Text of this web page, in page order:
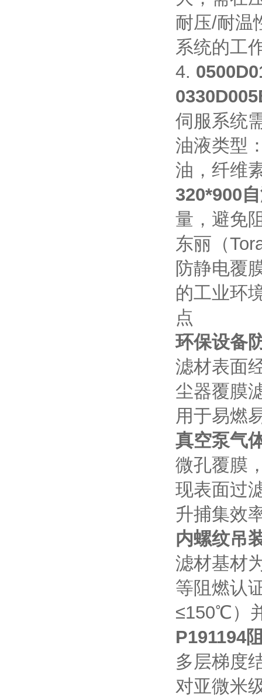
耐压/耐温
系统的工
4.
伺服系统
油液类型
油，纤维
320*900
量，避免
东丽（
防静电覆
的工业环
点
环保设备
滤材表面
尘器覆膜
用于易燃
真空泵气
微孔覆膜
现表面过
升捕集效
内螺纹吊
滤材基材
等阻燃认
≤150℃）
P191194
多层梯度
对亚微米